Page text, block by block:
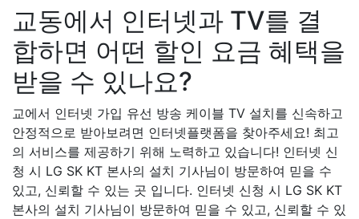
교동에서 인터넷과 TV를 결
합하면 어떤 할인 요금 혜택을
받을 수 있나요?
교에서 인터넷 가입 유선 방송 케이블 TV 설치를 신속하고
안정적으로 받아보려면 인터넷플랫폼을 찾아주세요! 최고
의 서비스를 제공하기 위해 노력하고 있습니다! 인터넷 신
청 시 LG SK KT 본사의 설치 기사님이 방문하여 믿을 수
있고, 신뢰할 수 있는 곳 입니다. 인터넷 신청 시 LG SK KT
본사의 설치 기사님이 방문하여 믿을 수 있고, 신뢰할 수 있